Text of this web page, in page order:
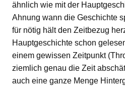
ähnlich wie mit der
Ahnung wann die Geschichte
für nötig hält den Zeitbezug
Hauptgeschichte schon
einem gewissen Zeitpunkt
ziemlich genau die Zeit
auch eine ganze Menge